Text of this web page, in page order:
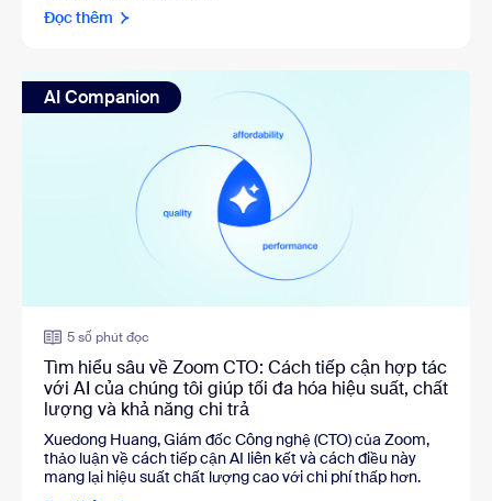
Đọc thêm
AI Companion
5 số phút đọc
Tìm hiểu sâu về Zoom CTO: Cách tiếp cận hợp tác
với AI của chúng tôi giúp tối đa hóa hiệu suất, chất
lượng và khả năng chi trả
Xuedong Huang, Giám đốc Công nghệ (CTO) của Zoom,
thảo luận về cách tiếp cận AI liên kết và cách điều này
mang lại hiệu suất chất lượng cao với chi phí thấp hơn.